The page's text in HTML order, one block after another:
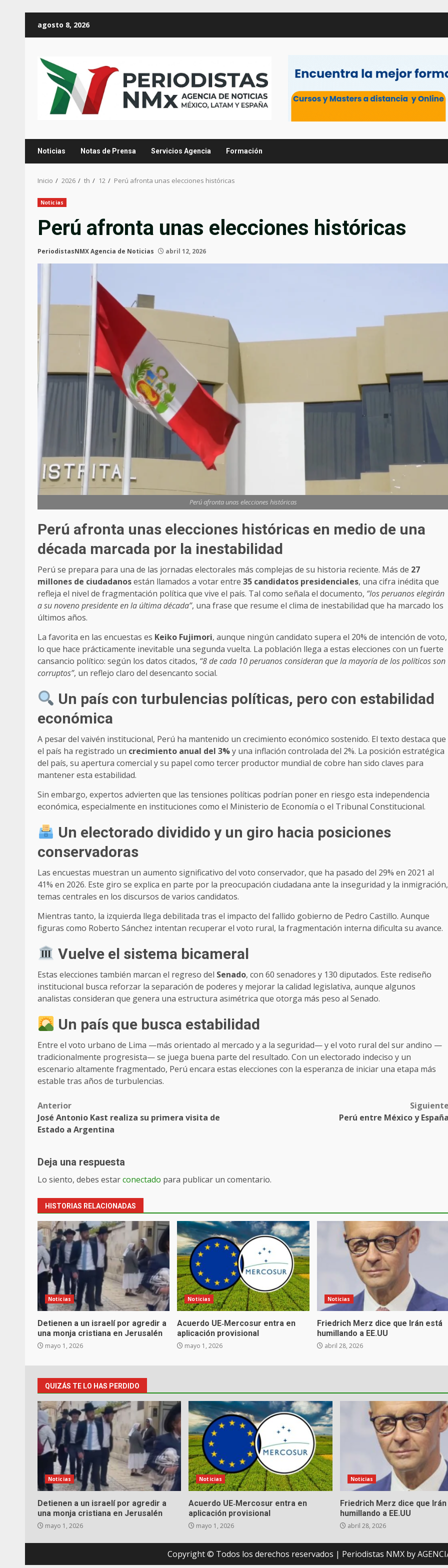
agosto 8, 2026
Noticias Notas de Prensa Servicios Agencia Formación
Inicio 2026 th 12 Perú afronta unas elecciones históricas
Noticias
Perú afronta unas elecciones históricas
PeriodistasNMX Agencia de Noticias abril 12, 2026
Perú afronta unas elecciones históricas
Perú afronta unas elecciones históricas en medio de una
década marcada por la inestabilidad
Perú se prepara para una de las jornadas electorales más complejas de su historia reciente. Más de 27
millones de ciudadanosestán llamados a votar entre 35 candidatos presidenciales, una cifra inédita que
refleja el nivel de fragmentación política que vive el país. Tal como señala el documento, “los peruanos elegirán
a su noveno presidente en la última década”, una frase que resume el clima de inestabilidad que ha marcado los
últimos años.
La favorita en las encuestas es Keiko Fujimori, aunque ningún candidato supera el 20% de intención de voto,
lo que hace prácticamente inevitable una segunda vuelta. La población llega a estas elecciones con un fuerte
cansancio político: según los datos citados, “8 de cada 10 peruanos consideran que la mayoría de los políticos son
corruptos”, un reflejo claro del desencanto social.
Un país con turbulencias políticas, pero con estabilidad
económica
A pesar del vaivén institucional, Perú ha mantenido un crecimiento económico sostenido. El texto destaca que
el país ha registrado un crecimiento anual del 3%y una inflación controlada del 2%. La posición estratégica
del país, su apertura comercial y su papel como tercer productor mundial de cobre han sido claves para
mantener esta estabilidad.
Sin embargo, expertos advierten que las tensiones políticas podrían poner en riesgo esta independencia
económica, especialmente en instituciones como el Ministerio de Economía o el Tribunal Constitucional.
Un electorado dividido y un giro hacia posiciones
conservadoras
Las encuestas muestran un aumento significativo del voto conservador, que ha pasado del 29% en 2021 al
41% en 2026. Este giro se explica en parte por la preocupación ciudadana ante la inseguridad y la inmigración,
temas centrales en los discursos de varios candidatos.
Mientras tanto, la izquierda llega debilitada tras el impacto del fallido gobierno de Pedro Castillo. Aunque
figuras como Roberto Sánchez intentan recuperar el voto rural, la fragmentación interna dificulta su avance.
Vuelve el sistema bicameral
Estas elecciones también marcan el regreso del Senado, con 60 senadores y 130 diputados. Este rediseño
institucional busca reforzar la separación de poderes y mejorar la calidad legislativa, aunque algunos
analistas consideran que genera una estructura asimétrica que otorga más peso al Senado.
Un país que busca estabilidad
Entre el voto urbano de Lima —más orientado al mercado y a la seguridad— y el voto rural del sur andino —
tradicionalmente progresista— se juega buena parte del resultado. Con un electorado indeciso y un
escenario altamente fragmentado, Perú encara estas elecciones con la esperanza de iniciar una etapa más
estable tras años de turbulencias.
Post
navigation
Anterior
José Antonio Kast realiza su primera visita de
Estado a Argentina
Perú entre México y
Deja una respuesta
Lo siento, debes estarconectado para publicar un comentario.
HISTORIAS RELACIONADAS
Noticias
Detienen a un israelí por agredir a
una monja cristiana en Jerusalén
mayo 1, 2026
Noticias
Acuerdo UE‑Mercosur entra en
aplicación provisional
mayo 1, 2026
Noticias
Friedrich Merz dice que Irán está
humillando a EE.UU
abril 28, 2026
QUIZÁS TE LO HAS PERDIDO
Noticias
Detienen a un israelí por agredir a
una monja cristiana en Jerusalén
mayo 1, 2026
Noticias
Acuerdo UE‑Mercosur entra en
aplicación provisional
mayo 1, 2026
Noticias
Friedrich Merz dice que
humillando a EE.UU
abril 28, 2026
Copyright © Todos los derechos reservados | Periodistas NMXby